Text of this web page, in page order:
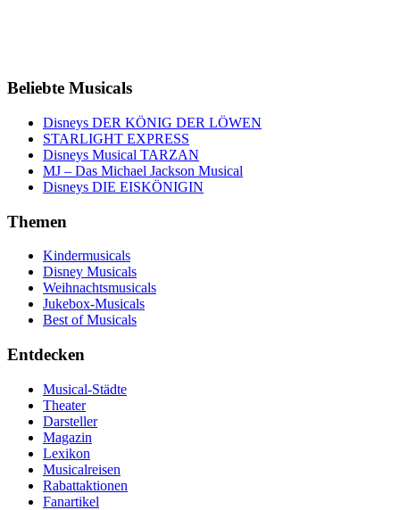
Beliebte Musicals
Disneys DER KÖNIG DER LÖWEN
STARLIGHT EXPRESS
Disneys Musical TARZAN
MJ – Das Michael Jackson Musical
Disneys DIE EISKÖNIGIN
Themen
Kindermusicals
Disney Musicals
Weihnachtsmusicals
Jukebox-Musicals
Best of Musicals
Entdecken
Musical-Städte
Theater
Darsteller
Magazin
Lexikon
Musicalreisen
Rabattaktionen
Fanartikel